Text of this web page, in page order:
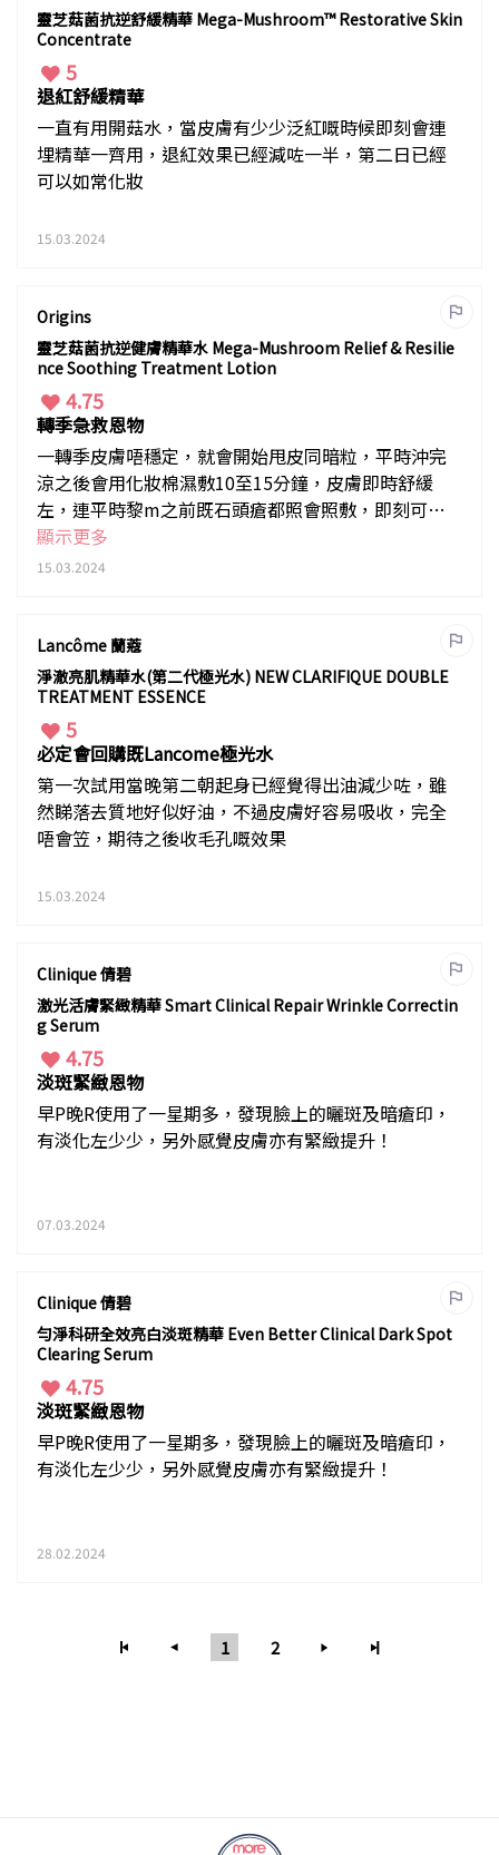
靈芝菇菌抗逆舒緩精華 Mega-Mushroom™ Restorative Skin
Concentrate
5
退紅舒緩精華
一直有用開菇水，當皮膚有少少泛紅嘅時候即刻會連
埋精華一齊用，退紅效果已經減咗一半，第二日已經
可以如常化妝
15.03.2024
Origins
靈芝菇菌抗逆健膚精華水 Mega-Mushroom Relief & Resilie
nce Soothing Treatment Lotion
4.75
轉季急救恩物
一轉季皮膚唔穩定，就會開始甩皮同暗粒，平時沖完
涼之後會用化妝棉濕敷10至15分鐘，皮膚即時舒緩
左，連平時黎m之前既石頭瘡都照會照敷，即刻可以
退到紅腫！
顯示更多
15.03.2024
Lancôme 蘭蔻
淨澈亮肌精華水(第二代極光水) NEW CLARIFIQUE DOUBLE
TREATMENT ESSENCE
5
必定會回購既Lancome極光水
第一次試用當晚第二朝起身已經覺得出油減少咗，雖
然睇落去質地好似好油，不過皮膚好容易吸收，完全
唔會笠，期待之後收毛孔嘅效果
15.03.2024
Clinique 倩碧
激光活膚緊緻精華 Smart Clinical Repair Wrinkle Correctin
g Serum
4.75
淡斑緊緻恩物
早P晚R使用了一星期多，發現臉上的曬斑及暗瘡印，
有淡化左少少，另外感覺皮膚亦有緊緻提升！
07.03.2024
Clinique 倩碧
勻淨科研全效亮白淡斑精華 Even Better Clinical Dark Spot
Clearing Serum
4.75
淡斑緊緻恩物
早P晚R使用了一星期多，發現臉上的曬斑及暗瘡印，
有淡化左少少，另外感覺皮膚亦有緊緻提升！
28.02.2024
1 2